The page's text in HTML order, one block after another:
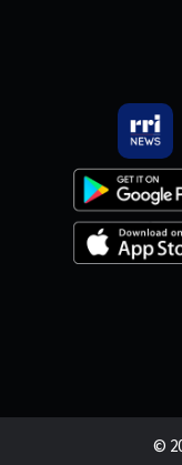
©